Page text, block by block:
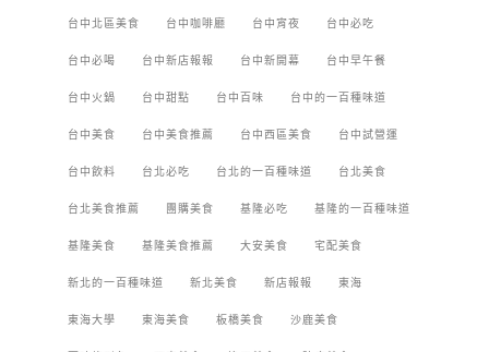
台中北區美食 台中咖啡廳 台中宵夜 台中必吃
台中必喝 台中新店報報 台中新開幕 台中早午餐
台中火鍋 台中甜點 台中百味 台中的一百種味道
台中美食 台中美食推薦 台中西區美食 台中試營運
台中飲料 台北必吃 台北的一百種味道 台北美食
台北美食推薦 團購美食 基隆必吃 基隆的一百種味道
基隆美食 基隆美食推薦 大安美食 宅配美食
新北的一百種味道 新北美食 新店報報 東海
東海大學 東海美食 板橋美食 沙鹿美食